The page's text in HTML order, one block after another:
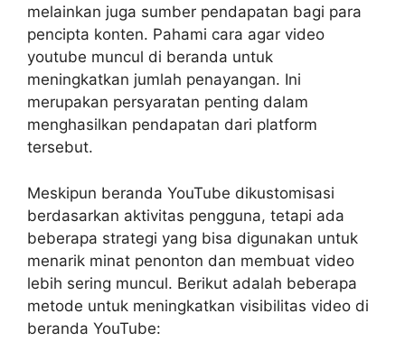
melainkan juga sumber pendapatan bagi para
pencipta konten. Pahami cara agar video
youtube muncul di beranda untuk
meningkatkan jumlah penayangan. Ini
merupakan persyaratan penting dalam
menghasilkan pendapatan dari platform
tersebut.
Meskipun beranda YouTube dikustomisasi
berdasarkan aktivitas pengguna, tetapi ada
beberapa strategi yang bisa digunakan untuk
menarik minat penonton dan membuat video
lebih sering muncul. Berikut adalah beberapa
metode untuk meningkatkan visibilitas video di
beranda YouTube: